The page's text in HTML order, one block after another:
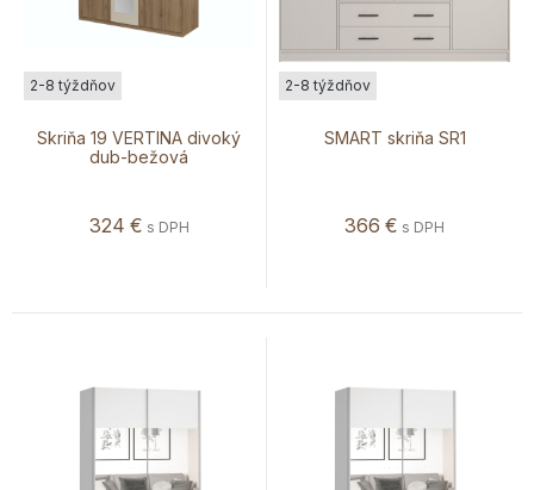
Skriňa 19 VERTINA divoký
dub-bežová
2-8 týždňov
324 € s DPH
SMART skriňa SR1
2-8 týždňov
366 € s DPH